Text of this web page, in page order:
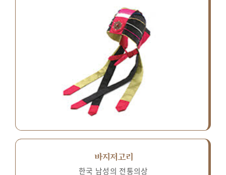
바지저고리
한국 남성의 전통의상